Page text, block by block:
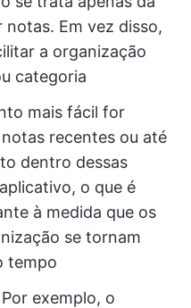
notas. Em vez disso,
a organização
categoria
mais fácil for
recentes ou até
dentro dessas
o que é
à medida que os
se tornam
tempo
Por exemplo, o